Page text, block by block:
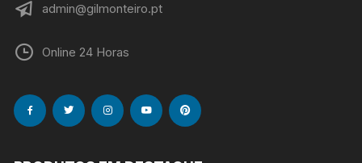
admin@gilmonteiro.pt
Online 24 Horas